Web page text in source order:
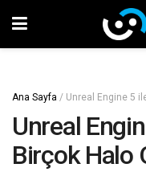
Ana Sayfa / Unreal Engine 5
Unreal
Birçok Halo